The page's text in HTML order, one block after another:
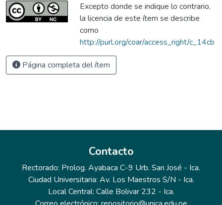
Excepto donde se indique lo contrario,
la licencia de este ítem se describe
como
http://purl.org/coar/access_right/c_14cb
Página completa del ítem
Contacto
Rectorado: Prolog. Ayabaca C-9 Urb. San José - Ica.
Ciudad Universitaria: Av. Los Maestros S/N - Ica.
Local Central: Calle Bolivar 232 - Ica.